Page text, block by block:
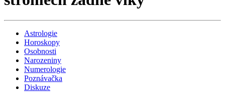
Astrologie
Horoskopy
Osobnosti
Narozeniny
Numerologie
Poznávačka
Diskuze